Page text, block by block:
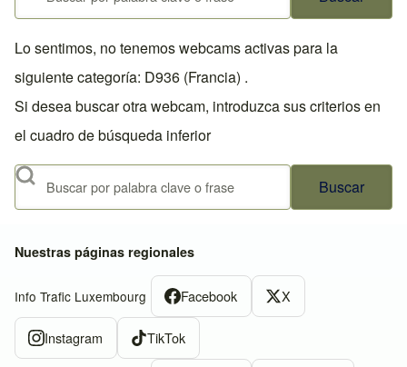
Lo sentimos, no tenemos webcams activas para la
siguiente categoría: D936 (Francia) .
Si desea buscar otra webcam, introduzca sus criterios en
el cuadro de búsqueda inferior
Buscar
Nuestras páginas regionales
Info Trafic Luxembourg Facebook X
Instagram TikTok